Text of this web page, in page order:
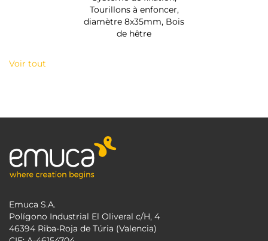
Tourillons à enfoncer,
diamètre 8x35mm, Bois
de hêtre
Voir tout
Emuca S.A.
Polígono Industrial El Oliveral c/H, 4
46394 Riba-Roja de Túria (Valencia)